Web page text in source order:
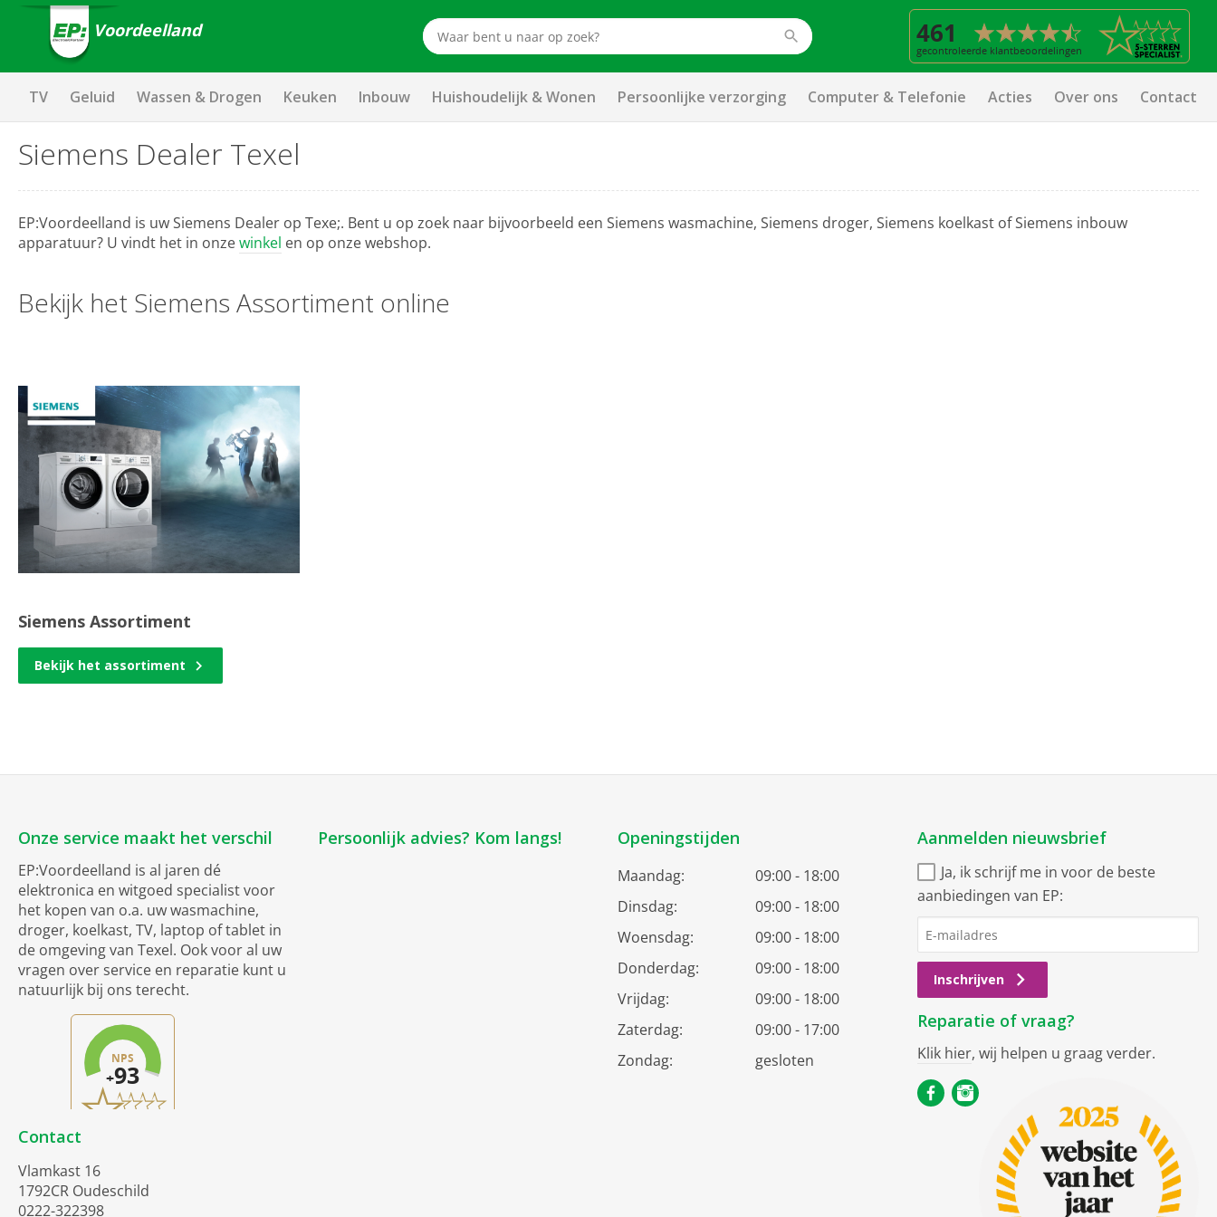
Voordeelland
TV Geluid Wassen & Drogen Keuken Inbouw Huishoudelijk & Wonen Persoonlijke verzorging Computer & Telefonie Acties Over ons Contact
Siemens Dealer Texel
EP:Voordeelland is uw Siemens Dealer op Texe;. Bent u op zoek naar bijvoorbeeld een Siemens wasmachine, Siemens droger, Siemens koelkast of Siemens inbouw
apparatuur? U vindt het in onzewinkel en op onze webshop.
Bekijk het Siemens Assortiment online
Siemens Assortiment
Bekijk het assortiment
Onze service maakt het verschil
EP:Voordeelland is al jaren dé
elektronica en witgoed specialist voor
het kopen van o.a. uw wasmachine,
droger, koelkast, TV, laptop of tablet in
de omgeving van Texel. Ook voor al uw
vragen over service en reparatie kunt u
natuurlijk bij ons terecht.
Contact
Vlamkast 16
1792CR Oudeschild
0222-322398
Persoonlijk advies? Kom langs! Openingstijden
Maandag:
09:00 - 18:00
Dinsdag:
09:00 - 18:00
Woensdag:
09:00 - 18:00
Donderdag:
09:00 - 18:00
Vrijdag:
09:00 - 18:00
Zaterdag:
09:00 - 17:00
Zondag:
gesloten
Aanmelden nieuwsbrief
Ja, ik schrijf me in voor de beste
aanbiedingen van EP:
Inschrijven
Reparatie of vraag?
Klik hier, wij helpen u graag verder.